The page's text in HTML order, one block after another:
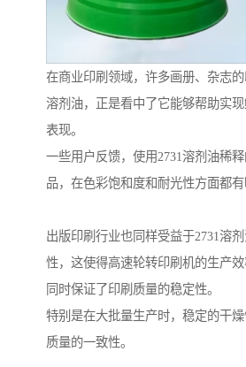
在商业印刷领域，许多画册、杂志的
溶剂油，正是看中了它能够帮助实
表现。
一些用户反馈，使用2731溶剂油稀
品，在色彩饱和度和耐光性方面都有
出版印刷行业也同样受益于2731溶
性，这使得高速轮转印刷机的生产效
同时保证了印刷质量的稳定性。
特别是在大批量生产时，稳定的干
质量的一致性。